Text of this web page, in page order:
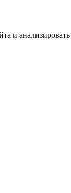
и анализировать